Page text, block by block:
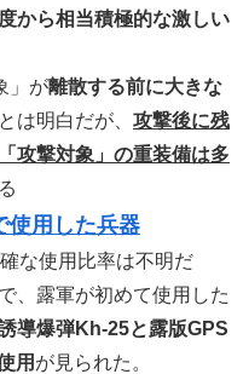
から相当積極的な激しい
」が離散する前に大きな
は明白だが、 攻撃後に残
攻撃対象」の重装備は多
使用した兵器
な使用比率は不明だ
で、露軍が初めて使用した
導爆弾Kh-25と露版GPS
用 が見られた。